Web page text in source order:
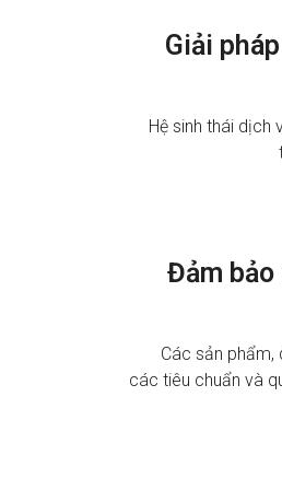
Giải
Hệ sinh thái dịch
Đảm bảo
Các sản
các tiêu chuẩn và